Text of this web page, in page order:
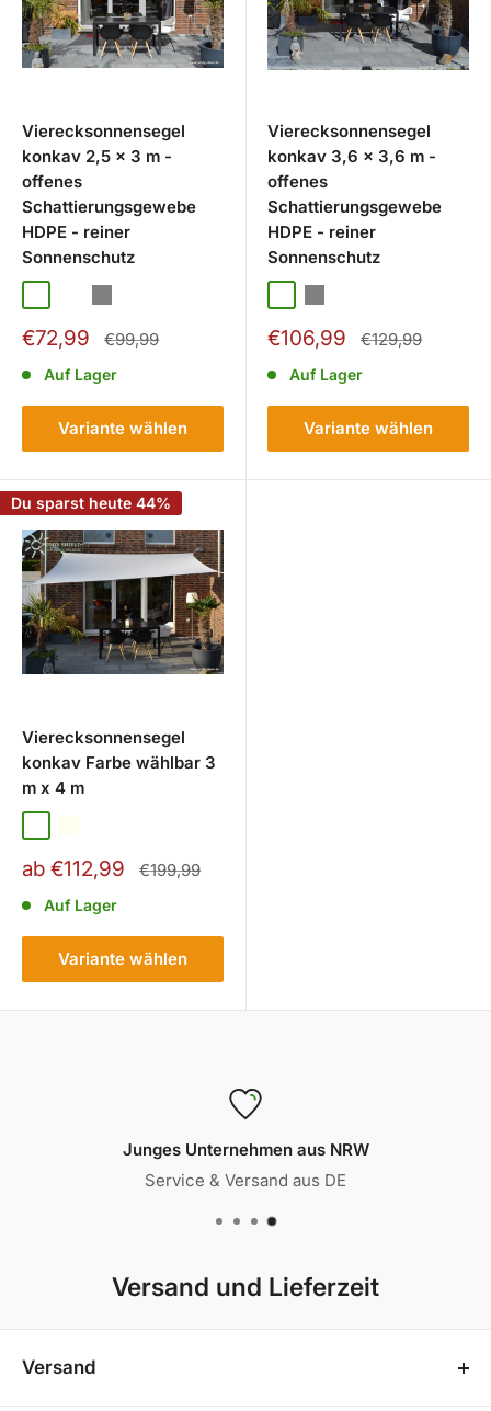
Vierecksonnensegel
konkav 2,5 x 3 m -
offenes
Schattierungsgewebe
HDPE - reiner
Sonnenschutz
Sonderpreis
€72,99 Normalpreis
€99,99
Auf Lager
Variante wählen
Vierecksonnensegel
konkav 3,6 x 3,6 m -
offenes
Schattierungsgewebe
HDPE - reiner
Sonnenschutz
Sonderpreis
€106,99 Normalpreis
€129,99
Auf Lager
Variante wählen
Du sparst heute 44%
Vierecksonnensegel
konkav Farbe wählbar 3
m x 4 m
Sonderpreis
ab €112,99 Normalpreis
€199,99
Auf Lager
Variante wählen
Junges Unternehmen aus NRW
Service & Versand aus DE
Versand und Lieferzeit
Versand